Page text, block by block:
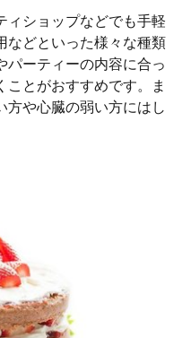
ィショップなどでも手軽
などといった様々な種類
パーティーの内容に合っ
とがおすすめです。ま
方や心臓の弱い方にはし